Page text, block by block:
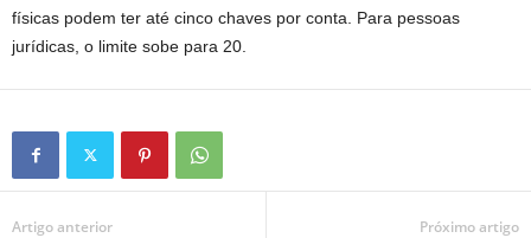
físicas podem ter até cinco chaves por conta. Para pessoas
jurídicas, o limite sobe para 20.
Artigo anterior Próximo artigo